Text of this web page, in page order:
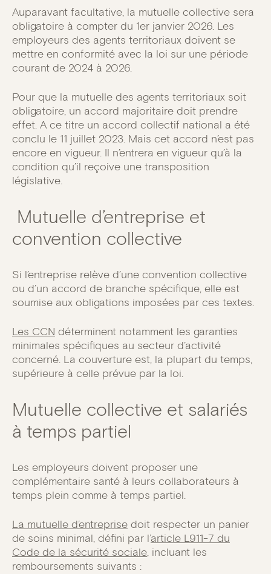
Auparavant facultative, la mutuelle collective sera
obligatoire à compter du 1er janvier 2026. Les
employeurs des agents territoriaux doivent se
mettre en conformité avec la loi sur une période
courant de 2024 à 2026.
Pour que la mutuelle des agents territoriaux soit
obligatoire, un accord majoritaire doit prendre
effet. A ce titre un accord collectif national a été
conclu le 11 juillet 2023. Mais cet accord n’est pas
encore en vigueur. Il n’entrera en vigueur qu’à la
condition qu’il reçoive une transposition
législative.
Mutuelle d’entreprise et
convention collective
Si l’entreprise relève d’une convention collective
ou d’un accord de branche spécifique, elle est
soumise aux obligations imposées par ces textes.
Les CCN déterminent notamment les garanties
minimales spécifiques au secteur d’activité
concerné. La couverture est, la plupart du temps,
supérieure à celle prévue par la loi.
Mutuelle collective et salariés
à temps partiel
Les employeurs doivent proposer une
complémentaire santé à leurs collaborateurs à
temps plein comme à temps partiel.
La mutuelle d’entreprise doit respecter un panier
de soins minimal, défini par l’article L911-7 du
Code de la sécurité sociale, incluant les
remboursements suivants :